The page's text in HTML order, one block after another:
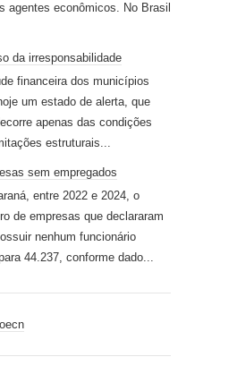
agentes econômicos. No Brasil
da irresponsabilidade
financeira dos municípios
um estado de alerta, que
apenas das condições
estruturais...
sem empregados
entre 2022 e 2024, o
de empresas que declararam
nenhum funcionário
44.237, conforme dado...